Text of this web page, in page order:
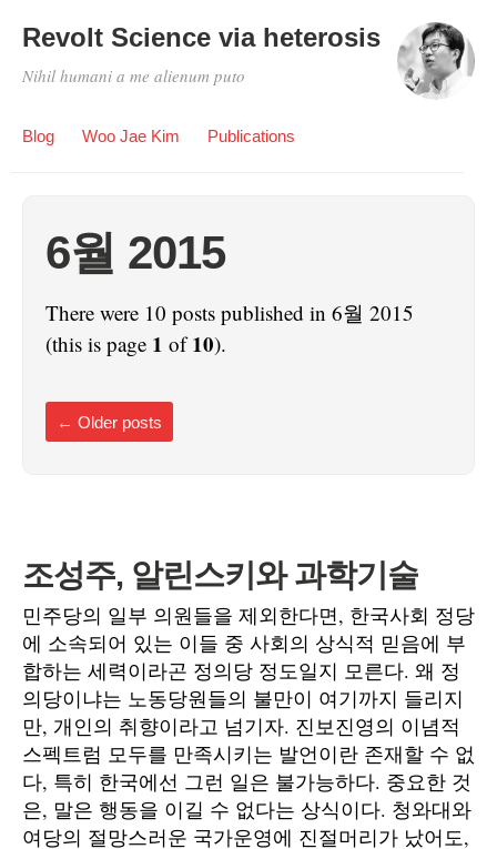
Revolt Science via heterosis
Nihil humani a me alienum puto
Blog Woo Jae Kim Publications
6월 2015
There were 10 posts published in 6월 2015
(this is page 1 of10).
← Older posts
조성주, 알린스키와 과학기술
민주당의 일부 의원들을 제외한다면, 한국사회 정당
에 소속되어 있는 이들 중 사회의 상식적 믿음에 부
합하는 세력이라곤 정의당 정도일지 모른다. 왜 정
의당이냐는 노동당원들의 불만이 여기까지 들리지
만, 개인의 취향이라고 넘기자. 진보진영의 이념적
스펙트럼 모두를 만족시키는 발언이란 존재할 수 없
다, 특히 한국에선 그런 일은 불가능하다. 중요한 것
은, 말은 행동을 이길 수 없다는 상식이다. 청와대와
여당의 절망스러운 국가운영에 진절머리가 났어도,